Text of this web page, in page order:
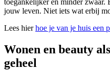
jouw leven. Niet iets wat erbij
Lees hierhoe je van je huis een
Wonen en beauty
geheel